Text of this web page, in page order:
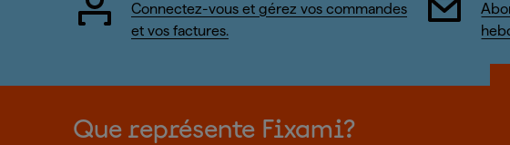
Connectez-vous et gérez vos commandes
et vos factures.
Que représente Fixami?